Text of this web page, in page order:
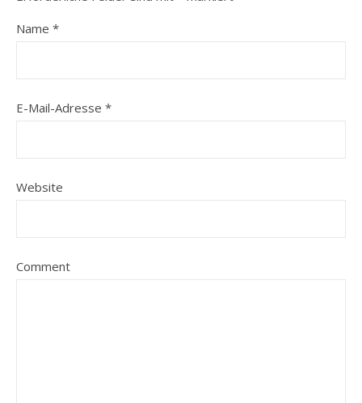
Name *
E-Mail-Adresse *
Website
Comment